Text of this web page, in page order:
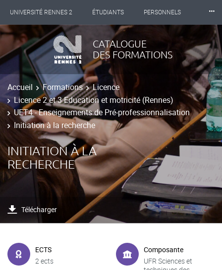
UNIVERSITÉ RENNES 2 ÉTUDIANTS PERSONNELS
INTERNATIONAL PROFESSIONNELS BIBLIOTHÈQUES
LES NOUVELLES DE RENNES 2
⸱⸱⸱
CATALOGUE
DES FORMATIONS
Accueil Formations
Licence
Licence 2 et 3 Education et motricité (Rennes)
UET4 - Enseignements de Pré-professionnalisation
Initiation à la recherche
INITIATION À LA
RECHERCHE
Télécharger
ECTS
2 ects
Composante
UFR Sciences et